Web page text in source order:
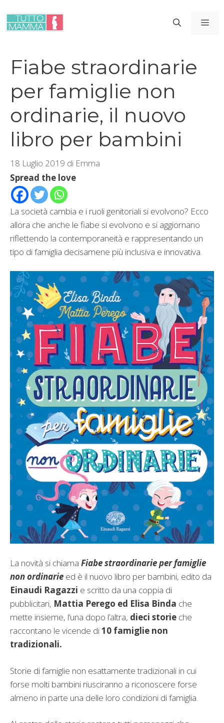
contenuto
Fiabe straordinarie
per famiglie non
ordinarie, il nuovo
libro per bambini
18 Luglio 2019 di Emma
Spread the love
La società cambia e i ruoli genitoriali si evolvono? Ecco
allora che anche le fiabe si evolvono e si aggiornano
riflettendo la contemporaneità e rappresentando un
tipo di famiglia decisamene più inclusiva e innovativa.
La novità si chiama Fiabe straordinarie per famiglie
non ordinarie ed è il nuovo libro per bambini, edito da
Einaudi Ragazzi e scritto da una coppia di
pubblicitari, Mattia Perego ed Elisa Binda che
mette insieme, l’una dopo l’altra, dieci storie che
raccontano le vicende di10 famiglie non
tradizionali.
Storie di famiglie non esattamente tradizionali in cui
forse molti bambini riusciranno a riconoscere forse
almeno in parte una delle loro condizioni di famiglia.